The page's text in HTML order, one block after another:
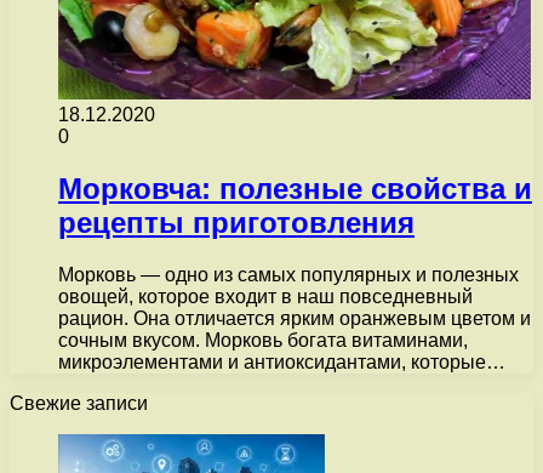
18.12.2020
0
Морковча: полезные свойства и
рецепты приготовления
Морковь — одно из самых популярных и полезных
овощей, которое входит в наш повседневный
рацион. Она отличается ярким оранжевым цветом и
сочным вкусом. Морковь богата витаминами,
микроэлементами и антиоксидантами, которые…
Свежие записи